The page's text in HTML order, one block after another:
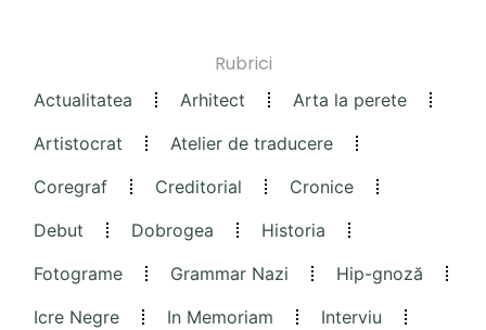
Rubrici
Actualitatea Arhitect
Arta la perete
Artistocrat
Atelier de traducere
Coregraf
Creditorial
Cronice
Debut
Dobrogea
Historia
Fotograme
Grammar Nazi
Hip-gnoză
Icre Negre
In Memoriam
Interviu